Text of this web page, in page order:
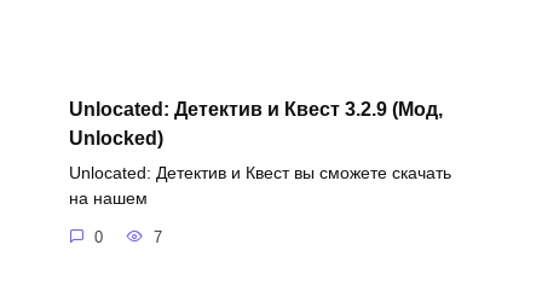
Unlocated: Детектив и Квест 3.2.9 (Мод,
Unlocked)
Unlocated: Детектив и Квест вы сможете скачать
на нашем
0 7